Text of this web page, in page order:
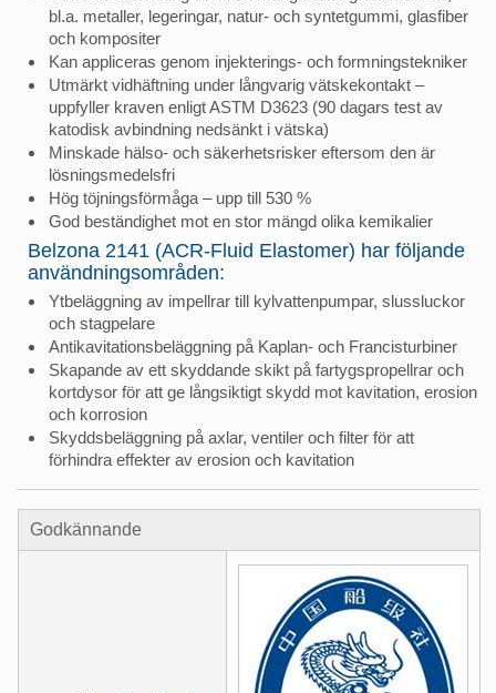
bl.a. metaller, legeringar, natur- och syntetgummi, glasfiber
och kompositer
Kan appliceras genom injekterings- och formningstekniker
Utmärkt vidhäftning under långvarig vätskekontakt –
uppfyller kraven enligt ASTM D3623 (90 dagars test av
katodisk avbindning nedsänkt i vätska)
Minskade hälso- och säkerhetsrisker eftersom den är
lösningsmedelsfri
Hög töjningsförmåga – upp till 530 %
God beständighet mot en stor mängd olika kemikalier
Belzona 2141 (ACR-Fluid Elastomer) har följande
användningsområden:
Ytbeläggning av impellrar till kylvattenpumpar, slussluckor
och stagpelare
Antikavitationsbeläggning på Kaplan- och Francisturbiner
Skapande av ett skyddande skikt på fartygspropellrar och
kortdysor för att ge långsiktigt skydd mot kavitation, erosion
och korrosion
Skyddsbeläggning på axlar, ventiler och filter för att
förhindra effekter av erosion och kavitation
Godkännande